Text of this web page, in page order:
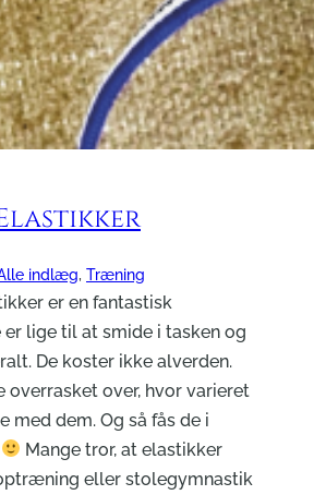
Elastikker
indlæg, Træning
er en fantastisk
er lige til at smide i tasken og
De koster ikke alverden.
overrasket over, hvor varieret
med dem. Og så fås de i
Mange tror, at elastikker
eller stolegymnastik